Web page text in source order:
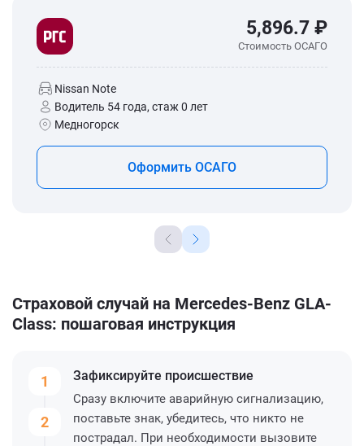
5,896.7 ₽
Стоимость ОСАГО
Nissan Note
Водитель 54 года, стаж 0 лет
Медногорск
Оформить ОСАГО
Страховой случай на Mercedes-Benz GLA-
Class: пошаговая инструкция
1
2
Зафиксируйте происшествие
Сразу включите аварийную сигнализацию,
поставьте знак, убедитесь, что никто не
пострадал. При необходимости вызовите